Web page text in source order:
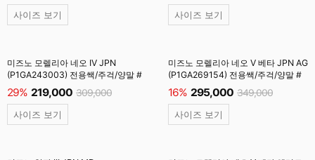
사이즈 보기 사이즈 보기
미즈노 모렐리아 네오 IV JPN
(P1GA243003) 전용쌕/주걱/양말 #
29% 219,000 309,000
사이즈 보기
미즈노 모렐리아 네오 V 베타 JPN AG
(P1GA269154) 전용쌕/주걱/양말 #
16% 295,000 349,000
사이즈 보기